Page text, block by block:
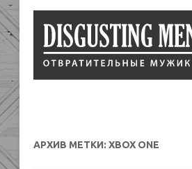
АРХИВ МЕТКИ: XBOX ONE